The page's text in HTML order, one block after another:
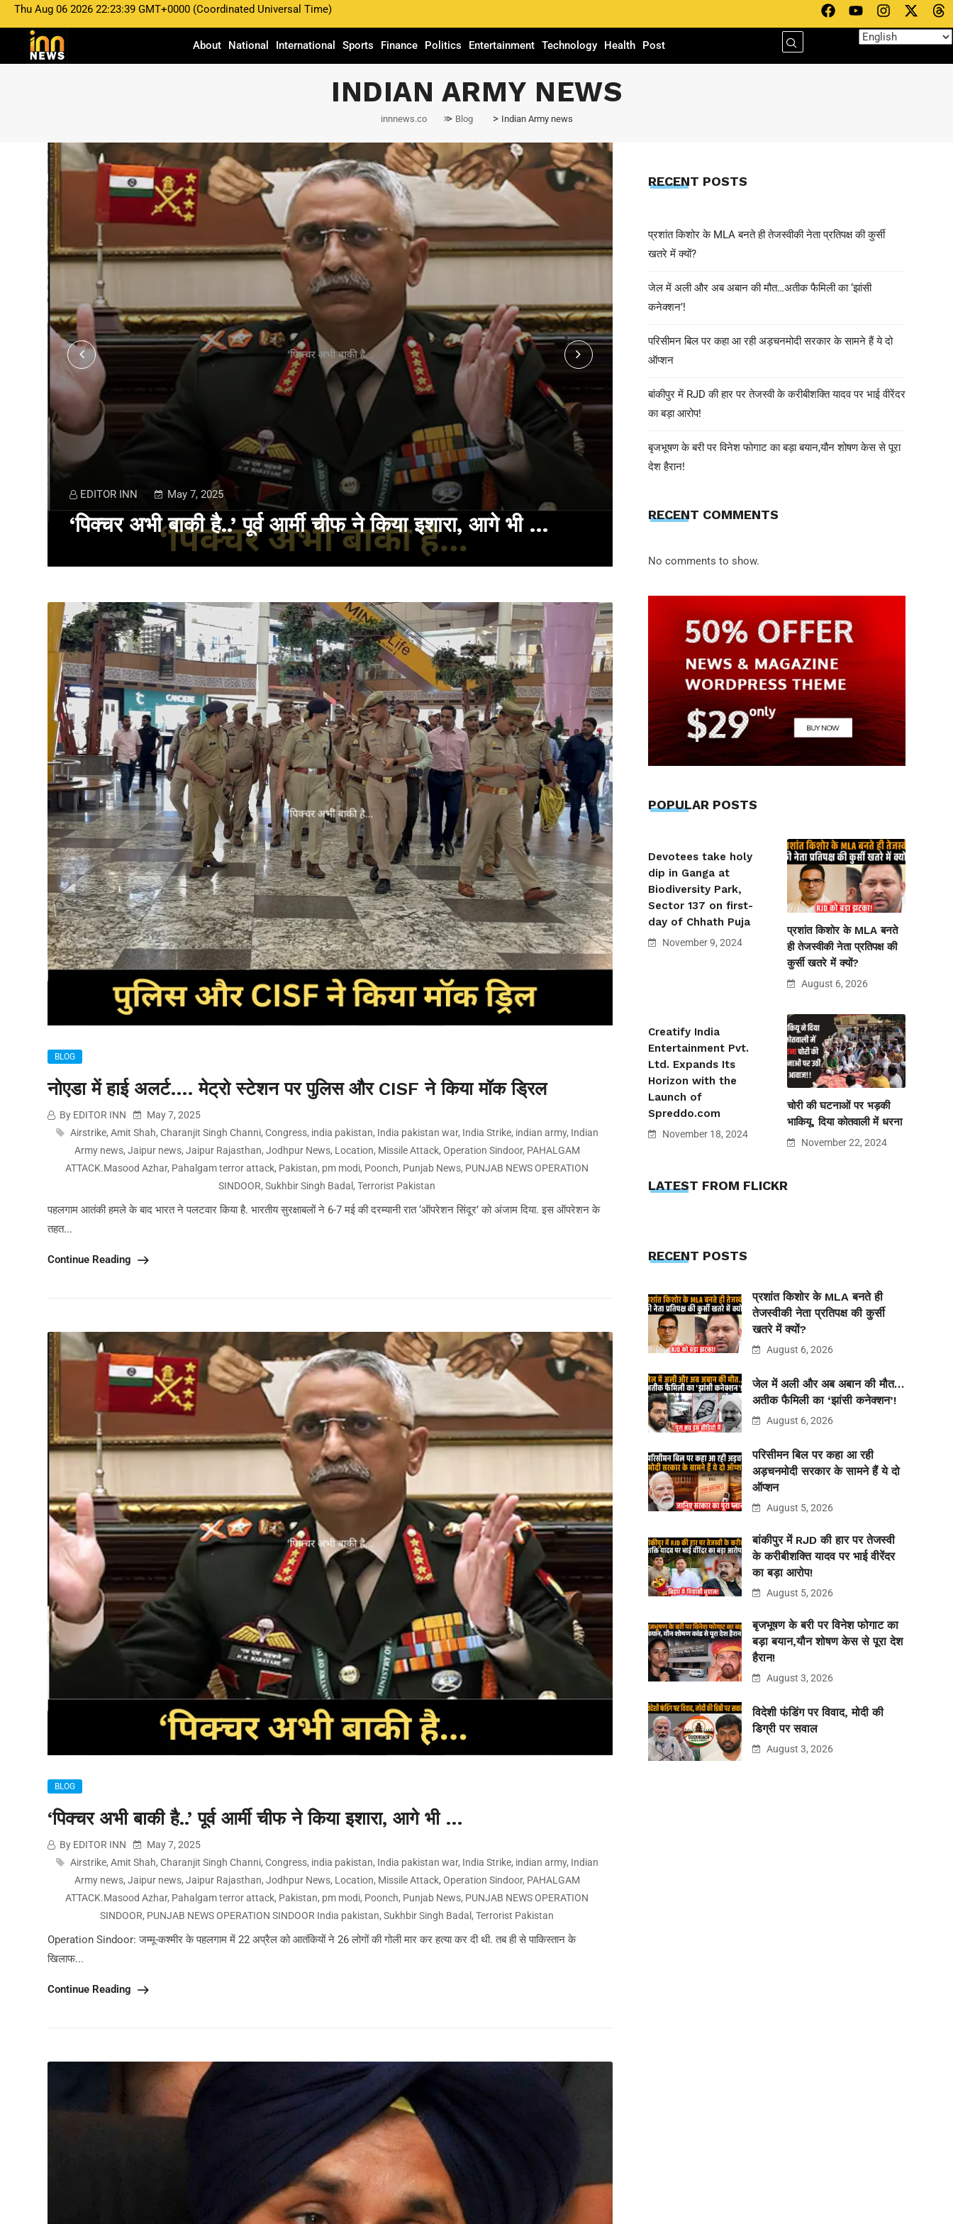
Thu Aug 06 2026 22:23:39 GMT+0000 (Coordinated Universal Time)
About National International Sports Finance Politics Entertainment Technology Health Post
INDIAN ARMY NEWS
innnews.co > Blog > Indian Army news
EDITOR INN May 7, 2025
‘पिक्चर अभी बाकी है..’ पूर्व आर्मी चीफ ने किया इशारा, आगे भी …
EDITOR INN
सुखबीर सिंह बादल
BLOG
नोएडा में हाई अलर्ट…. मेट्रो स्टेशन पर पुलिस और CISF ने किया मॉक ड्रिल
By EDITOR INN
May 7, 2025
Airstrike, Amit Shah, Charanjit Singh Channi, Congress, india pakistan, India pakistan war, India Strike, indian army, Indian
Army news, Jaipur news, Jaipur Rajasthan, Jodhpur News, Location, Missile Attack, Operation Sindoor, PAHALGAM
ATTACK.Masood Azhar, Pahalgam terror attack, Pakistan, pm modi, Poonch, Punjab News, PUNJAB NEWS OPERATION
SINDOOR,Sukhbir Singh Badal ,Terrorist Pakistan
पहलगाम आतंकी हमले के बाद भारत ने पलटवार किया है. भारतीय सुरक्षाबलों ने 6-7 मई की दरम्यानी रात ‘ऑपरेशन सिंदूर’ को अंजाम दिया. इस ऑपरेशन के
तहत...
Continue Reading
BLOG
‘पिक्चर अभी बाकी है..’ पूर्व आर्मी चीफ ने किया इशारा, आगे भी …
By EDITOR INN
May 7, 2025
Airstrike, Amit Shah, Charanjit Singh Channi, Congress, india pakistan, India pakistan war, India Strike, indian army, Indian
Army news, Jaipur news, Jaipur Rajasthan, Jodhpur News, Location, Missile Attack, Operation Sindoor, PAHALGAM
ATTACK.Masood Azhar, Pahalgam terror attack, Pakistan, pm modi, Poonch, Punjab News, PUNJAB NEWS OPERATION
SINDOOR, PUNJAB NEWS OPERATION SINDOOR India pakistan,Sukhbir Singh Badal,Terrorist Pakistan
Operation Sindoor: जम्मू-कश्मीर के पहलगाम में 22 अप्रैल को आतंकियों ने 26 लोगों की गोली मार कर हत्या कर दी थी. तब ही से पाकिस्तान के
खिलाफ...
Continue Reading
RECENT POSTS
प्रशांत किशोर के MLA बनते ही तेजस्वीकी नेता प्रतिपक्ष की कुर्सी
खतरे में क्यों?
जेल में अली और अब अबान की मौत…अतीक फैमिली का ‘झांसी
कनेक्शन’!
परिसीमन बिल पर कहा आ रही अड़चनमोदी सरकार के सामने हैं ये दो
ऑप्शन
बांकीपुर में RJD की हार पर तेजस्वी के करीबीशक्ति यादव पर भाई वीरेंदर
का बड़ा आरोप!
बृजभूषण के बरी पर विनेश फोगाट का बड़ा बयान,यौन शोषण केस से पूरा
देश हैरान!
RECENT COMMENTS
No comments to show.
POPULAR POSTS
Devotees take holy
dip in Ganga at
Biodiversity Park,
Sector 137 on first-
day of Chhath Puja
November 9, 2024
प्रशांत किशोर के MLA बनते
ही तेजस्वीकी नेता प्रतिपक्ष की
कुर्सी खतरे में क्यों?
August 6, 2026
Creatify India
Entertainment Pvt.
Ltd. Expands Its
Horizon with the
Launch of
Spreddo.com
November 18, 2024
चोरी की घटनाओं पर भड़की
भाकियू, दिया कोतवाली में धरना
November 22, 2024
LATEST FROM FLICKR
RECENT POSTS
प्रशांत किशोर के MLA बनते ही
तेजस्वीकी नेता प्रतिपक्ष की कुर्सी
खतरे में क्यों?
August 6, 2026
जेल में अली और अब अबान की मौत…
अतीक फैमिली का ‘झांसी कनेक्शन’!
August 6, 2026
परिसीमन बिल पर कहा आ रही
अड़चनमोदी सरकार के सामने हैं ये दो
ऑप्शन
August 5, 2026
बांकीपुर में RJD की हार पर तेजस्वी
के करीबीशक्ति यादव पर भाई वीरेंदर
का बड़ा आरोप!
August 5, 2026
बृजभूषण के बरी पर विनेश फोगाट का
बड़ा बयान,यौन शोषण केस से पूरा देश
हैरान!
August 3, 2026
विदेशी फंडिंग पर विवाद, मोदी की
डिग्री पर सवाल
August 3, 2026